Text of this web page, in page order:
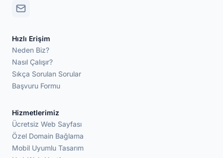
Hızlı Erişim
Neden Biz?
Nasıl Çalışır?
Sıkça Sorulan Sorular
Başvuru Formu
Hizmetlerimiz
Ücretsiz Web Sayfası
Özel Domain Bağlama
Mobil Uyumlu Tasarım